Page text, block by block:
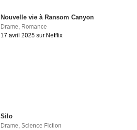
Nouvelle vie à Ransom Canyon
Drame, Romance
17 avril 2025 sur Netflix
Silo
Drame ,Science Fiction